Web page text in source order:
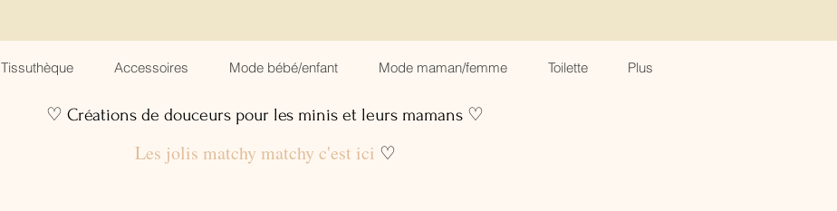
Tissuthèque Accessoires Mode bébé/enfant Mode maman/femme Toilette Plus
♡ Créations de douceurs pour les minis et leurs mamans ♡
Les jolis matchy matchy c'est ici ♡